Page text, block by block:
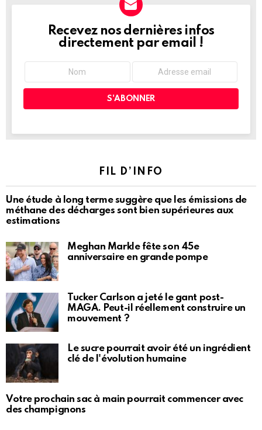
NEWSLETTER
Recevez nos dernières infos
directement par email !
FIL D’INFO
Une étude à long terme suggère que les émissions de
méthane des décharges sont bien supérieures aux
estimations
Meghan Markle fête son 45e
anniversaire en grande pompe
Tucker Carlson a jeté le gant post-
MAGA. Peut-il réellement construire un
mouvement ?
Le sucre pourrait avoir été un ingrédient
clé de l'évolution humaine
Votre prochain sac à main pourrait commencer avec
des champignons